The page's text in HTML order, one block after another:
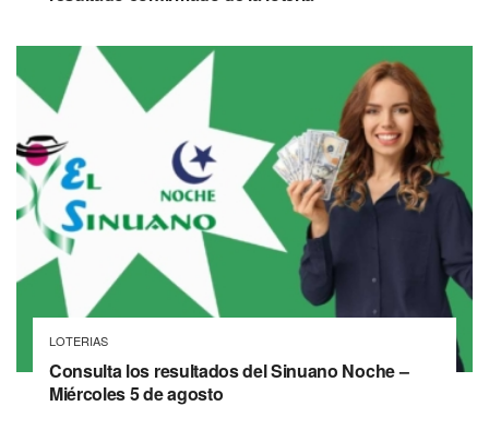
LOTERIAS
Consulta los resultados del Sinuano Noche –
Miércoles 5 de agosto